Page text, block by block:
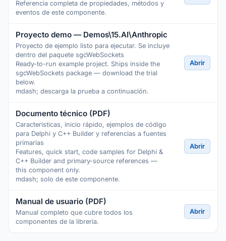
Referencia completa de propiedades, métodos y
eventos de este componente.
Proyecto demo — Demos\15.AI\Anthropic
Proyecto de ejemplo listo para ejecutar. Se incluye
dentro del paquete sgcWebSockets
Ready-to-run example project. Ships inside the
sgcWebSockets package — download the trial
below.
mdash; descarga la prueba a continuación.
Abrir
Documento técnico (PDF)
Características, inicio rápido, ejemplos de código
para Delphi y C++ Builder y referencias a fuentes
primarias
Features, quick start, code samples for Delphi &
C++ Builder and primary-source references —
this component only.
mdash; solo de este componente.
Abrir
Manual de usuario (PDF)
Manual completo que cubre todos los
componentes de la librería.
Abrir